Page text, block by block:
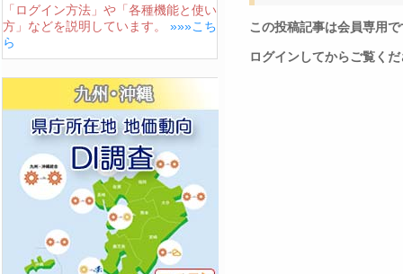
この投稿記事は会員専用
ログインしてからご覧く
パスワード
「ログイン方法」や「各種機能と使い
方」などを説明しています。 »»»こち
ら